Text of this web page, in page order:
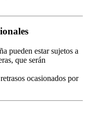
pueden estar sujetos a
que serán
ocasionados por